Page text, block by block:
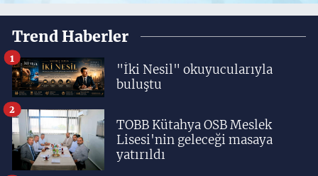
Trend Haberler
"İki Nesil" okuyucularıyla
buluştu
1
TOBB Kütahya OSB Meslek
Lisesi'nin geleceği masaya
yatırıldı
2